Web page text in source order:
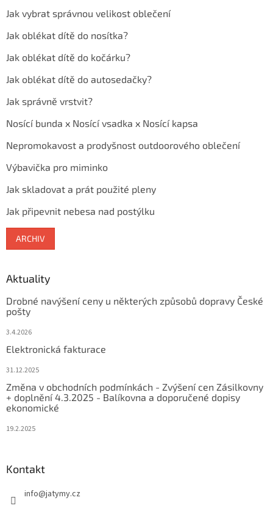
Jak vybrat správnou velikost oblečení
Jak oblékat dítě do nosítka?
Jak oblékat dítě do kočárku?
Jak oblékat dítě do autosedačky?
Jak správně vrstvit?
Nosící bunda x Nosící vsadka x Nosící kapsa
Nepromokavost a prodyšnost outdoorového oblečení
Výbavička pro miminko
Jak skladovat a prát použité pleny
Jak připevnit nebesa nad postýlku
ARCHIV
Aktuality
Drobné navýšení ceny u některých způsobů dopravy České
pošty
3.4.2026
Elektronická fakturace
31.12.2025
Změna v obchodních podmínkách - Zvýšení cen Zásilkovny
+ doplnění 4.3.2025 - Balíkovna a doporučené dopisy
ekonomické
19.2.2025
Kontakt
info@jatymy.cz